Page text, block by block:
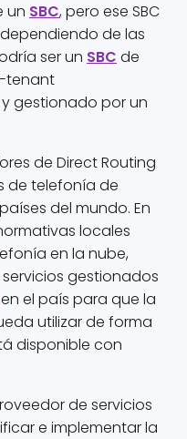
un SBC, pero ese SBC
de las
ser un SBC de
tenant
gestionado por un
de Direct Routing
de telefonía de
del mundo. En
locales
en la nube,
gestionados
en el país para que la
utilizar de forma
disponible con
de servicios
e implementar la